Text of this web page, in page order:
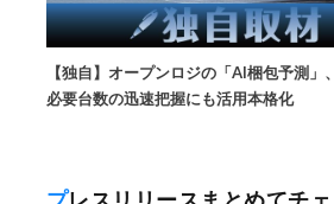
【独自】オープンロジの「AI梱包予測」
必要台数の迅速把握にも活用本格化
プレスリリースまとめてチ